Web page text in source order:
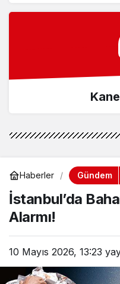
Haberler Gündem
İstanbul’da
Alarmı!
10 Mayıs 2026, 13:23